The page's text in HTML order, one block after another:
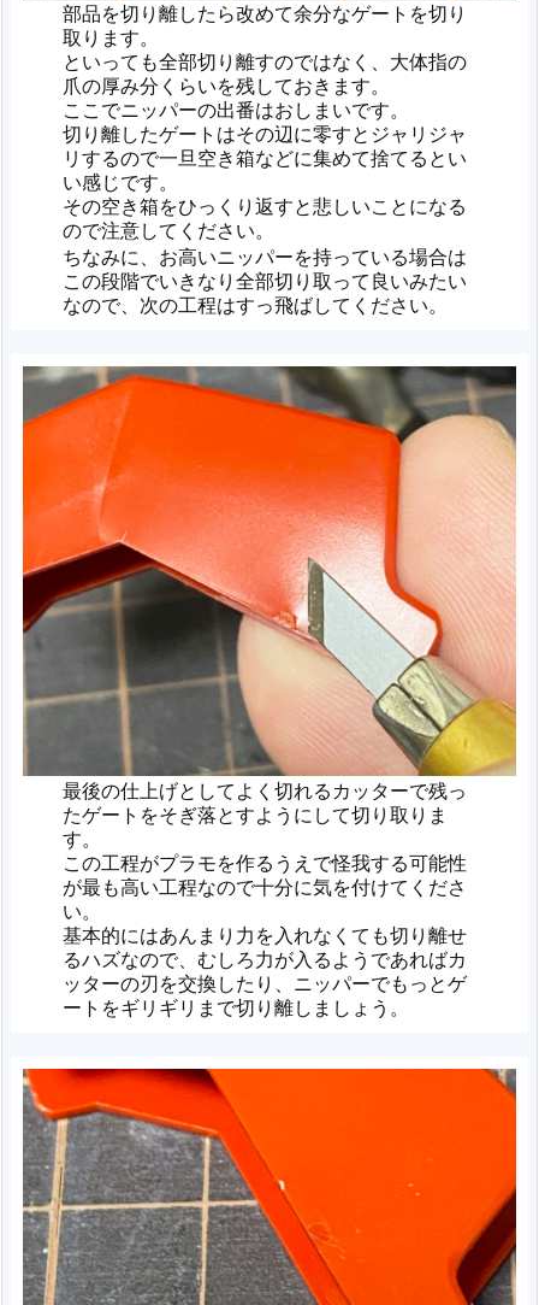
部品を切り離したら改めて余分なゲートを切り
取ります。
といっても全部切り離すのではなく、大体指の
爪の厚み分くらいを残しておきます。
ここでニッパーの出番はおしまいです。
切り離したゲートはその辺に零すとジャリジャ
リするので一旦空き箱などに集めて捨てるとい
い感じです。
その空き箱をひっくり返すと悲しいことになる
ので注意してください。
ちなみに、お高いニッパーを持っている場合は
この段階でいきなり全部切り取って良いみたい
なので、次の工程はすっ飛ばしてください。
最後の仕上げとしてよく切れるカッターで残っ
たゲートをそぎ落とすようにして切り取りま
す。
この工程がプラモを作るうえで怪我する可能性
が最も高い工程なので十分に気を付けてくださ
い。
基本的にはあんまり力を入れなくても切り離せ
るハズなので、むしろ力が入るようであればカ
ッターの刃を交換したり、ニッパーでもっとゲ
ートをギリギリまで切り離しましょう。